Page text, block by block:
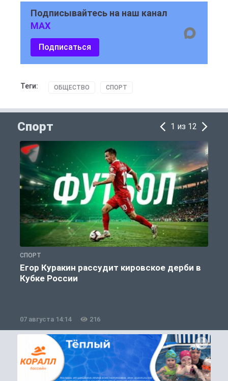
Подписывайтесь на наш канал
MAX
Подписаться
Теги: ОБЩЕСТВО СПОРТ
Спорт 1 из 12
СПОРТ
Егор Куракин рассудит кировское дерби в
Кубке России
07 августа 14:14 216